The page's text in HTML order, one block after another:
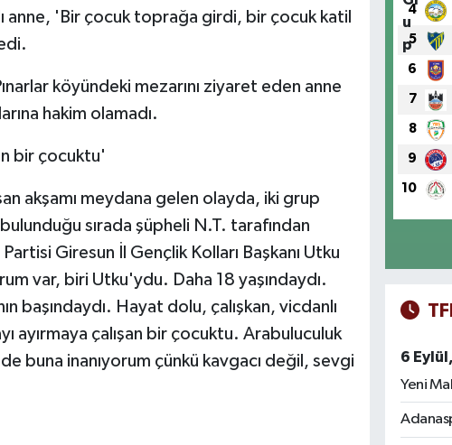
anne, 'Bir çocuk toprağa girdi, bir çocuk katil
köyündeki mezarını ziyaret eden anne
hakim olamadı.
bir çocuktu'
akşamı meydana gelen olayda, iki grup
bulunduğu sırada şüpheli N.T. tarafından
Giresun İl Gençlik Kolları Başkanı Utku
var, biri Utku'ydu. Daha 18 yaşındaydı.
başındaydı. Hayat dolu, çalışkan, vicdanlı
ayırmaya çalışan bir çocuktu. Arabuluculuk
buna inanıyorum çünkü kavgacı değil, sevgi
4
5
6
7
8
9
10
6
Yeni